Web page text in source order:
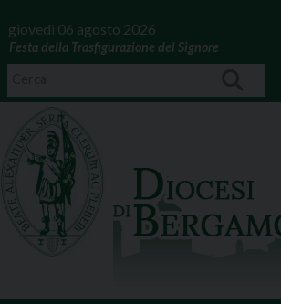
giovedì 06 agosto 2026
Festa della Trasfigurazione del Signore